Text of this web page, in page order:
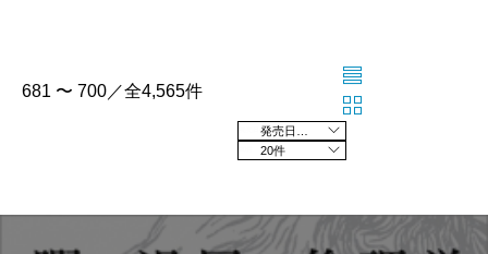
681 〜 700／全4,565件
20件